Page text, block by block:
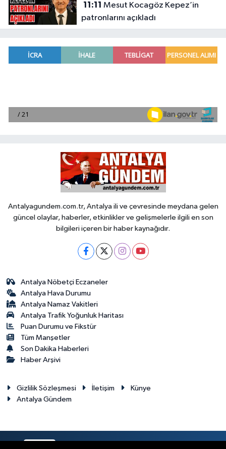
11:11
patronlarını açıkladı
Antalyagundem.com.tr, Antalya ili ve çevresinde meydana gelen
güncel olaylar, haberler, etkinlikler ve gelişmelerle ilgili en son
bilgileri içeren bir haber kaynağıdır.
Antalya Nöbetçi Eczaneler
Antalya Hava Durumu
Antalya Namaz Vakitleri
Antalya Trafik Yoğunluk Haritası
Puan Durumu ve Fikstür
Tüm Manşetler
Son Dakika Haberleri
Haber Arşivi
Gizlilik Sözleşmesi İletişim
Künye
Antalya Gündem